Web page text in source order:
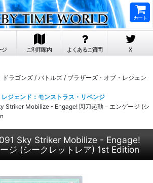
カート
ジ ご利用案内 よくあるご質問 X
ラゴンズ / バトルズ / ブラザーズ・オブ・レジェン
ジェンド：モンストラス・リベンジ
Striker Mobilize - Engage! 閃刀起動－エンゲージ (シ
Sky Striker Mobilize - Engage!
ジ (シークレットレア) 1st Edition